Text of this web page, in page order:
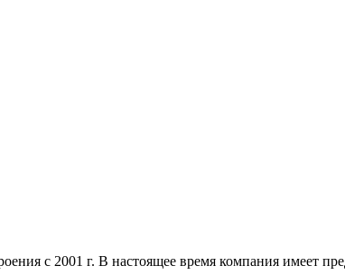
с 2001 г. В настоящее время компания имеет